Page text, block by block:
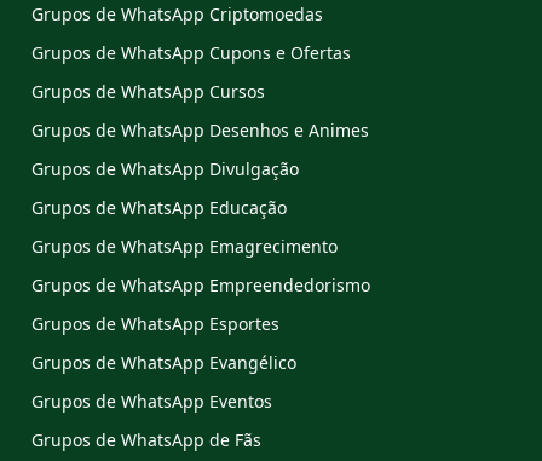
Grupos de WhatsApp Criptomoedas
Grupos de WhatsApp Cupons e Ofertas
Grupos de WhatsApp Cursos
Grupos de WhatsApp Desenhos e Animes
Grupos de WhatsApp Divulgação
Grupos de WhatsApp Educação
Grupos de WhatsApp Emagrecimento
Grupos de WhatsApp Empreendedorismo
Grupos de WhatsApp Esportes
Grupos de WhatsApp Evangélico
Grupos de WhatsApp Eventos
Grupos de WhatsApp de Fãs